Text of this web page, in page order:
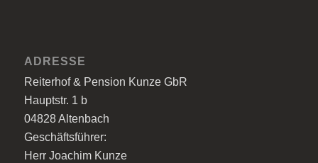
ADRESSE
Reiterhof & Pension Kunze GbR
Hauptstr. 1 b
04828 Altenbach
Geschäftsführer:
Herr Joachim Kunze